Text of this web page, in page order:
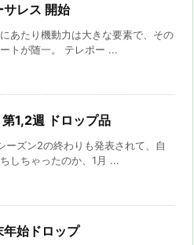
レス 開始
あたり機動力は大きな要素で、その
トが随一。 テレポー ...
1,2週 ドロップ品
ーズン2の終わりも発表されて、自
しちゃったのか、1月 ...
始ドロップ